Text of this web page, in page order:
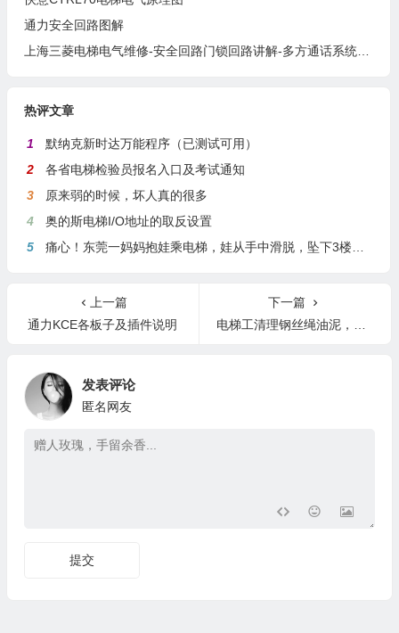
通力安全回路图解
上海三菱电梯电气维修-安全回路门锁回路讲解-多方通话系统讲解
热评文章
1
默纳克新时达万能程序（已测试可用）
2
各省电梯检验员报名入口及考试通知
3
原来弱的时候，坏人真的很多
4
奥的斯电梯I/O地址的取反设置
5
痛心！东莞一妈妈抱娃乘电梯，娃从手中滑脱，坠下3楼身亡
上一篇
通力KCE各板子及插件说明
下一篇
电梯工清理钢丝绳油泥，敢用此类方法清理，直接叉出去！
发表评论
匿名网友
提交